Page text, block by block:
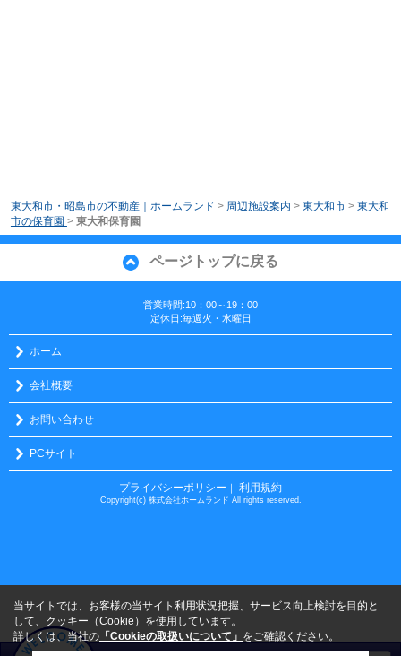
東大和市・昭島市の不動産｜ホームランド > 周辺施設案内 > 東大和市 > 東大和
市の保育園 > 東大和保育園
ページトップに戻る
営業時間:10：00～19：00
定休日:毎週火・水曜日
ホーム
会社概要
お問い合わせ
PCサイト
プライバシーポリシー ｜ 利用規約
Copyright(c) 株式会社ホームランド All rights reserved.
当サイトでは、お客様の当サイト利用状況把握、サービス向上検討を目的と
して、クッキー（Cookie）を使用しています。
詳しくは、当社の 「Cookieの取扱いについて」 をご確認ください。